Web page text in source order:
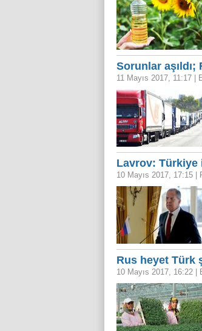
Sorunlar aşıldı;
11 Mayıs 2017, 11:17
Lavrov: Türkiye
10 Mayıs 2017, 17:15
Rus heyet Türk
10 Mayıs 2017, 16:22